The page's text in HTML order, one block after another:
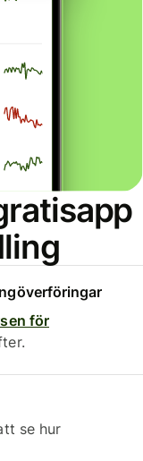
för
se hur